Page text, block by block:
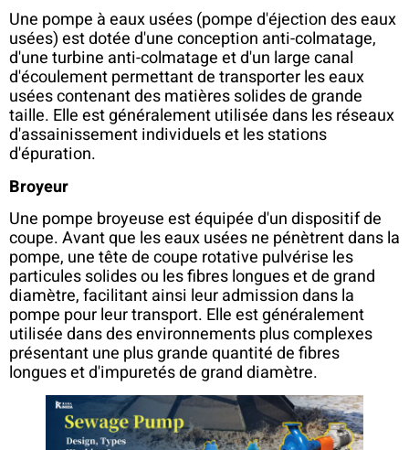
Une pompe à eaux usées (pompe d'éjection des eaux
usées) est dotée d'une conception anti-colmatage,
d'une turbine anti-colmatage et d'un large canal
d'écoulement permettant de transporter les eaux
usées contenant des matières solides de grande
taille. Elle est généralement utilisée dans les réseaux
d'assainissement individuels et les stations
d'épuration.
Broyeur
Une pompe broyeuse est équipée d'un dispositif de
coupe. Avant que les eaux usées ne pénètrent dans la
pompe, une tête de coupe rotative pulvérise les
particules solides ou les fibres longues et de grand
diamètre, facilitant ainsi leur admission dans la
pompe pour leur transport. Elle est généralement
utilisée dans des environnements plus complexes
présentant une plus grande quantité de fibres
longues et d'impuretés de grand diamètre.